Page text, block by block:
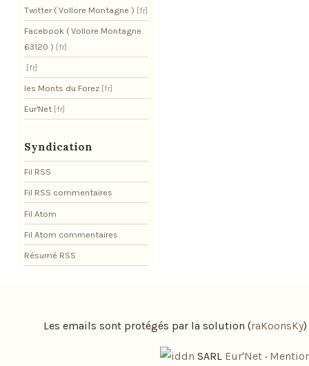
Twitter ( Vollore Montagne )
Facebook ( Vollore Montagne
63120 )
les Monts du Forez
Eur'Net
Syndication
Fil RSS
Fil RSS commentaires
Fil Atom
Fil Atom commentaires
Résumé RSS
Les emails sont protégés par la solution (raKoonsKy)
SARL Eur'Net ·